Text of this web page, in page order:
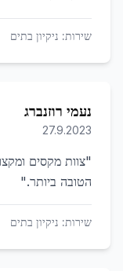
שירות: ניקיון בתים
נעמי רוזנברג
27.9.2023
"צוות מקסים
הטובה ביותר."
שירות: ניקיון בתים